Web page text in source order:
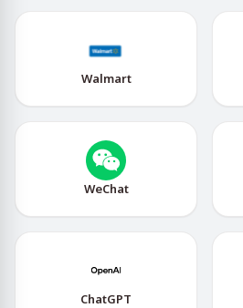
Walmart
WeChat
ChatGPT